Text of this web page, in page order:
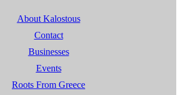
About Kalostous
Contact
Businesses
Events
Roots From Greece